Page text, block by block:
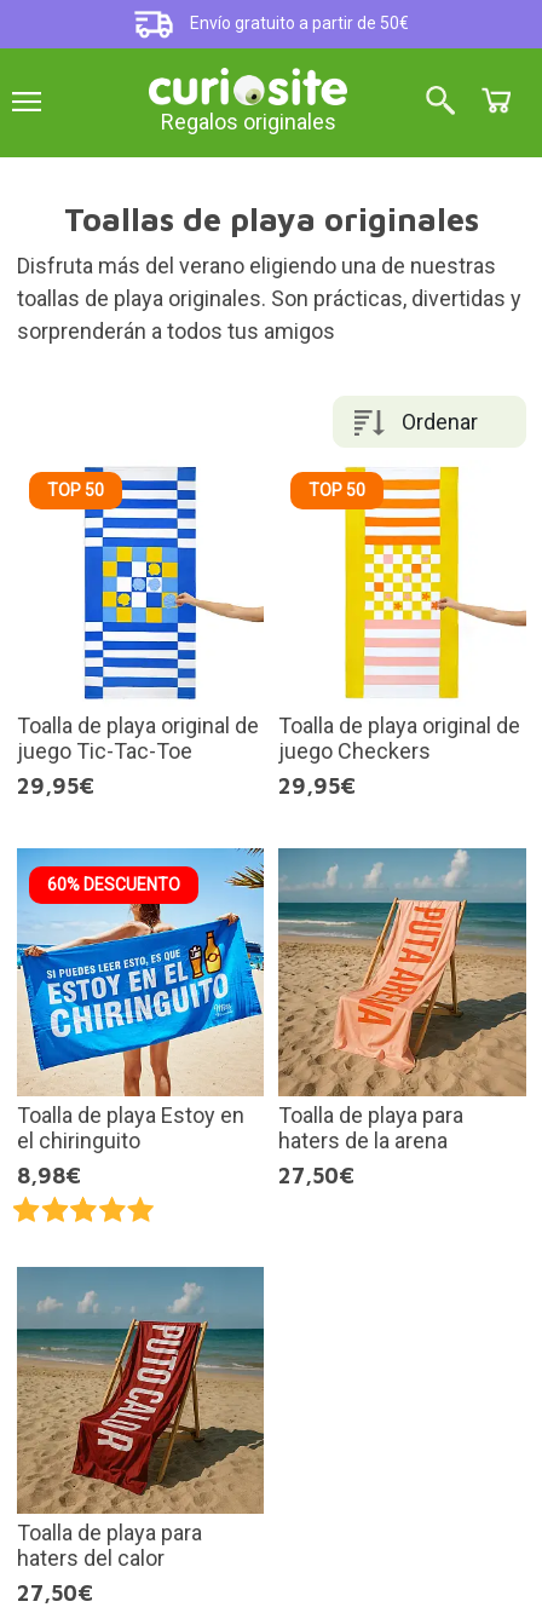
Envío gratuito a partir de 50€
Regalos originales
Toallas de playa originales
Disfruta más del verano eligiendo una de nuestras
toallas de playa originales. Son prácticas, divertidas y
sorprenderán a todos tus amigos
Ordenar
TOP 50
Toalla de playa original de
juego Tic-Tac-Toe
29,95€
TOP 50
Toalla de playa original de
juego Checkers
29,95€
60% DESCUENTO
Toalla de playa Estoy en
el chiringuito
8,98€
Toalla de playa para
haters de la arena
27,50€
Toalla de playa para
haters del calor
27,50€